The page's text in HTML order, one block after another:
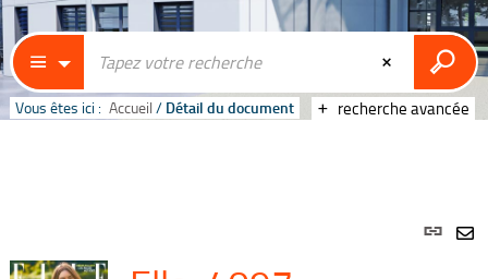
recherche avancée
Vous êtes ici : Accueil / Détail du document
Lien